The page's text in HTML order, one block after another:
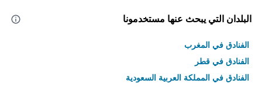
البلدان التي يبحث عنها مستخدمونا
الفنادق في المغرب
الفنادق في قطر
الفنادق في المملكة العربية السعودية